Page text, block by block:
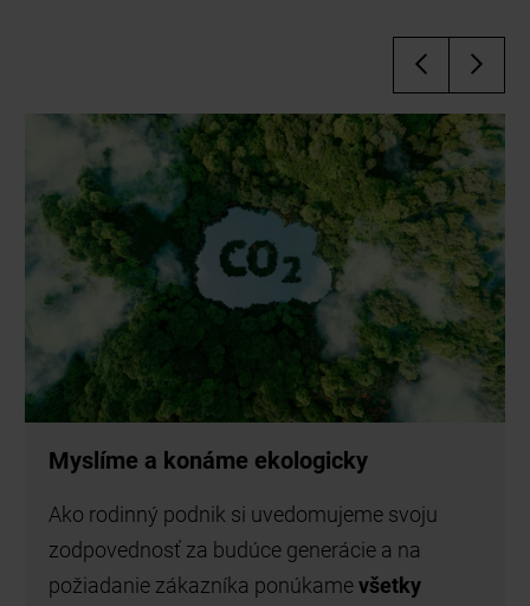
Myslíme a konáme ekologicky
Ako rodinný podnik si uvedomujeme svoju
zodpovednosť za budúce generácie a na
požiadanie zákazníka ponúkamevšetky